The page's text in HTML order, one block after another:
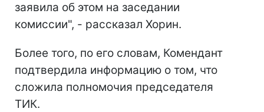
заявила об этом на заседании
комиссии", - рассказал Хорин.
Более того, по его словам, Комендант
подтвердила информацию о том, что
сложила полномочия председателя
ТИК.